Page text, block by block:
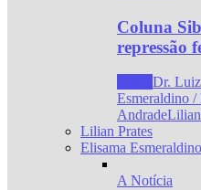
Coluna
repressão
Dr.
Esmeraldino /
AndradeLilian
Lilian Prates
Elisama
A Notícia